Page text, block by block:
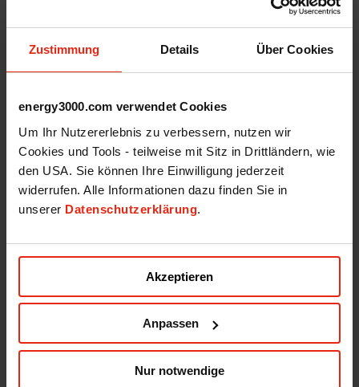
Zustimmung Details Über Cookies
energy3000.com verwendet Cookies
Um Ihr Nutzererlebnis zu verbessern, nutzen wir
Cookies und Tools - teilweise mit Sitz in Drittländern, wie
den USA. Sie können Ihre Einwilligung jederzeit
widerrufen. Alle Informationen dazu finden Sie in
unserer Datenschutzerklärung.
Akzeptieren
Anpassen
Nur notwendige
Storie di successo
Referenze
Missione
La nostra squadra
Supporto tecnico
Shop
office(at)energy3000.com
© Energy3000 solar GmbH 2026